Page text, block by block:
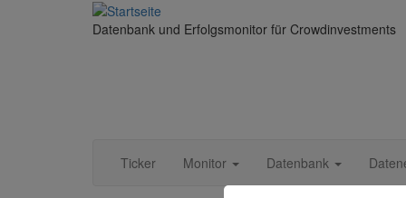
Datenbank und Erfolgsmonitor für Crowdinvestments
Ticker Monitor Datenbank